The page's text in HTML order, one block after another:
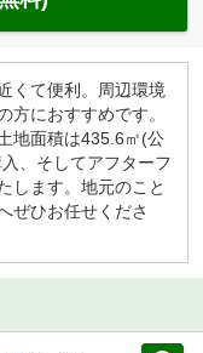
くて便利。周辺環境
方におすすめです。
地面積は435.6㎡(公
、そしてアフターフ
します。地元のこと
ぜひお任せくださ